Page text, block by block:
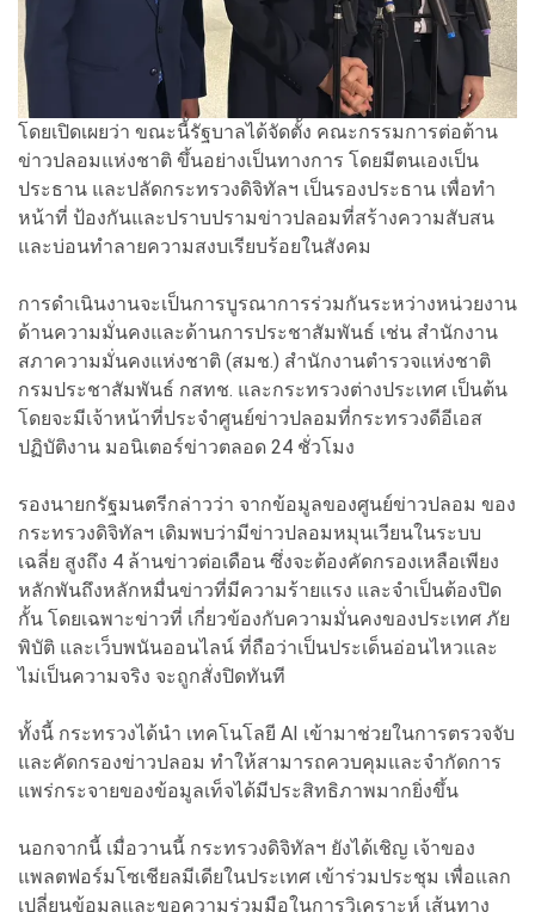
โดยเปิดเผยว่า ขณะนี้รัฐบาลได้จัดตั้ง คณะกรรมการต่อต้าน
ข่าวปลอมแห่งชาติ ขึ้นอย่างเป็นทางการ โดยมีตนเองเป็น
ประธาน และปลัดกระทรวงดิจิทัลฯ เป็นรองประธาน เพื่อทำ
หน้าที่ ป้องกันและปราบปรามข่าวปลอมที่สร้างความสับสน
และบ่อนทำลายความสงบเรียบร้อยในสังคม
การดำเนินงานจะเป็นการบูรณาการร่วมกันระหว่างหน่วยงาน
ด้านความมั่นคงและด้านการประชาสัมพันธ์ เช่น สำนักงาน
สภาความมั่นคงแห่งชาติ (สมช.) สำนักงานตำรวจแห่งชาติ
กรมประชาสัมพันธ์ กสทช. และกระทรวงต่างประเทศ เป็นต้น
โดยจะมีเจ้าหน้าที่ประจำศูนย์ข่าวปลอมที่กระทรวงดีอีเอส
ปฏิบัติงาน มอนิเตอร์ข่าวตลอด 24 ชั่วโมง
รองนายกรัฐมนตรีกล่าวว่า จากข้อมูลของศูนย์ข่าวปลอม ของ
กระทรวงดิจิทัลฯ เดิมพบว่ามีข่าวปลอมหมุนเวียนในระบบ
เฉลี่ย สูงถึง 4 ล้านข่าวต่อเดือน ซึ่งจะต้องคัดกรองเหลือเพียง
หลักพันถึงหลักหมื่นข่าวที่มีความร้ายแรง และจำเป็นต้องปิด
กั้น โดยเฉพาะข่าวที่ เกี่ยวข้องกับความมั่นคงของประเทศ ภัย
พิบัติ และเว็บพนันออนไลน์ ที่ถือว่าเป็นประเด็นอ่อนไหวและ
ไม่เป็นความจริง จะถูกสั่งปิดทันที
ทั้งนี้ กระทรวงได้นำ เทคโนโลยี AI เข้ามาช่วยในการตรวจจับ
และคัดกรองข่าวปลอม ทำให้สามารถควบคุมและจำกัดการ
แพร่กระจายของข้อมูลเท็จได้มีประสิทธิภาพมากยิ่งขึ้น
นอกจากนี้ เมื่อวานนี้ กระทรวงดิจิทัลฯ ยังได้เชิญ เจ้าของ
แพลตฟอร์มโซเชียลมีเดียในประเทศ เข้าร่วมประชุม เพื่อแลก
เปลี่ยนข้อมูลและขอความร่วมมือในการวิเคราะห์ เส้นทาง